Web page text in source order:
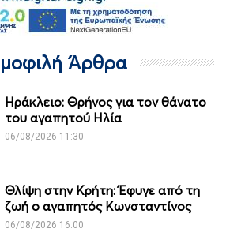
Άρθρα
Ηράκλειο: Θρήνος για τον θάνατο
του αγαπητού Ηλία
06/08/2026 11:30
Θλίψη στην Κρήτη: Έφυγε από τη
ζωή ο αγαπητός Κωνσταντίνος
06/08/2026 16:00